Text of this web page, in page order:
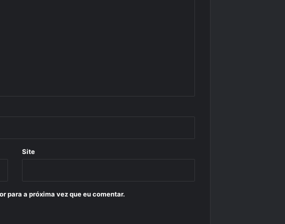
Site
para a próxima vez que eu comentar.